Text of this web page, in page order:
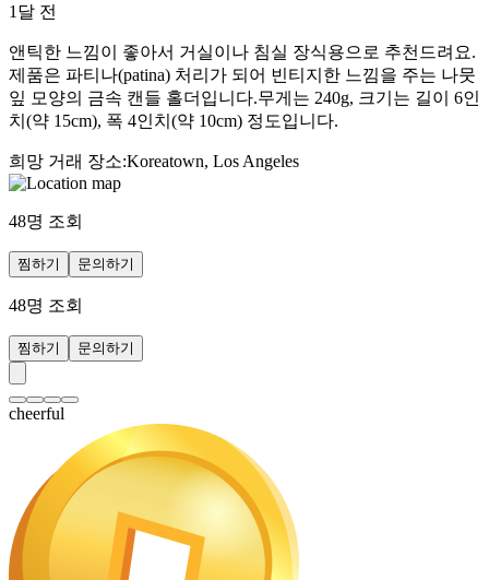
1달 전
앤틱한 느낌이 좋아서 거실이나 침실 장식용으로 추천드려요.
제품은 파티나(patina) 처리가 되어 빈티지한 느낌을 주는 나뭇
잎 모양의 금속 캔들 홀더입니다.무게는 240g, 크기는 길이 6인
치(약 15cm), 폭 4인치(약 10cm) 정도입니다.
희망 거래 장소:Koreatown, Los Angeles
48명 조회
찜하기 문의하기
48명 조회
찜하기 문의하기
cheerful